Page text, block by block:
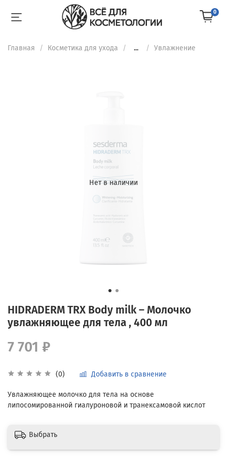
0
Главная Косметика для ухода ... Увлажнение
Нет в наличии
HIDRADERM TRX Body milk – Молочко
увлажняющее для тела , 400 мл
(0) Добавить в сравнение
7 701 ₽
Увлажняющее молочко для тела на основе
липосомированной гиалуроновой и транексамовой кислот
Выбрать